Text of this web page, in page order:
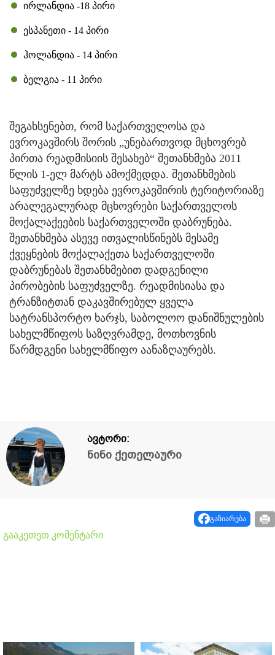
ირლანდია -18 პირი
ესპანეთი - 14 პირი
ჰოლანდია - 14 პირი
ბელგია - 11 პირი
შეგახსენებთ, რომ საქართველოსა და
ევროკავშირს შორის „უნებართვოდ მცხოვრებ
პირთა რეადმისიის შესახებ“ შეთანხმება 2011
წლის 1-ელ მარტს ამოქმედდა. შეთანხმების
საფუძველზე ხდება ევროკავშირის ტერიტორიაზე
არალეგალურად მცხოვრები საქართველოს
მოქალაქეების საქართველოში დაბრუნება.
შეთანხმება ასევე ითვალისწინებს მესამე
ქვეყნების მოქალაქეთა საქართველოში
დაბრუნებას შეთანხმებით დადგენილი
პირობების საფუძველზე. რეადმისიასა და
ტრანზიტთან დაკავშირებულ ყველა
სატრანსპორტო ხარჯს, საბოლოო დანიშნულების
სახელმწიფოს საზღვრამდე, მოთხოვნის
წარმდგენი სახელმწიფო აანაზღაურებს.
ავტორი:
ნინი ქეთელაური
გაზიარება
გააკეთეთ კომენტარი